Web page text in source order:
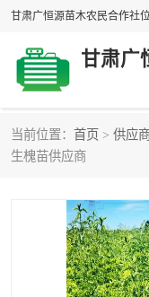
甘肃广
当前位置： 首页 > 供应
生槐苗供应商
新疆杨
圆冠榆
沙枣树